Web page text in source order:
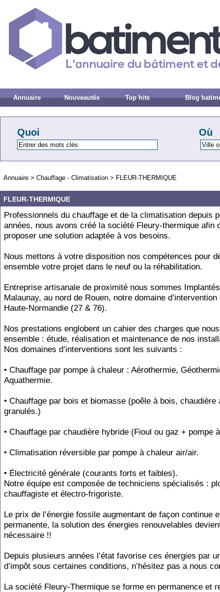
Annuaire Nouveautés Top hits Blog
Quoi Où
Annuaire > Chauffage - Climatisation > FLEUR-THERMIQUE
FLEUR-THERMIQUE
Professionnels du chauffage et de la climatisation depuis
années, nous avons créé la société Fleury-thermique afin
proposer une solution adaptée à vos besoins.
Nous mettons à votre disposition nos compétences pour
ensemble votre projet dans le neuf ou la réhabilitation.
Entreprise artisanale de proximité nous sommes
Malaunay, au nord de Rouen, notre domaine d’intervention
Haute-Normandie (27 & 76).
Nos prestations englobent un cahier des charges que
ensemble : étude, réalisation et maintenance de nos
Nos domaines d’interventions sont les suivants :
• Chauffage par pompe à chaleur : Aérothermie,
Aquathermie.
• Chauffage par bois et biomasse (poêle à bois, chaudière
granulés.)
• Chauffage par chaudière hybride (Fioul ou gaz + pompe
• Climatisation réversible par pompe à chaleur air/air.
• Électricité générale (courants forts et faibles).
Notre équipe est composée de techniciens spécialisés :
chauffagiste et électro-frigoriste.
Le prix de l’énergie fossile augmentant de façon continue
permanente, la solution des énergies renouvelables
nécessaire !!
Depuis plusieurs années l’état favorise ces énergies par
d’impôt sous certaines conditions, n’hésitez pas a nous
La société Fleury-Thermique se forme en permanence et